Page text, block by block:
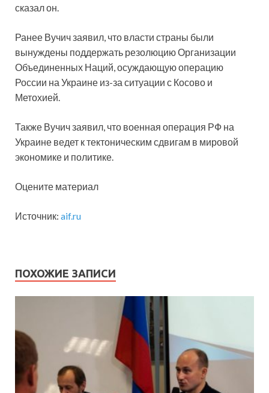
сказал он.
Ранее Вучич заявил, что власти страны были
вынуждены поддержать резолюцию Организации
Объединенных Наций, осуждающую операцию
России на Украине из-за ситуации с Косово и
Метохией.
Также Вучич заявил, что военная операция РФ на
Украине ведет к тектоническим сдвигам в мировой
экономике и политике.
Оцените материал
Источник: aif.ru
ПОХОЖИЕ ЗАПИСИ